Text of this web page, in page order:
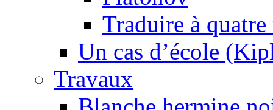
Traduire à quatre
Un cas d’école
Travaux